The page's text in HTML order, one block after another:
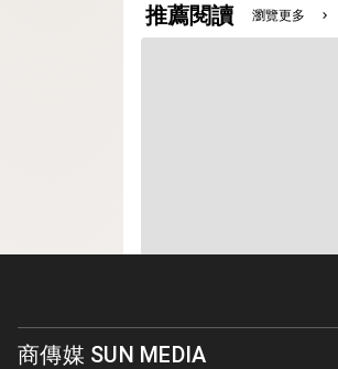
推薦閱讀 瀏覽更多 chevron_right
商傳媒 SUN MEDIA